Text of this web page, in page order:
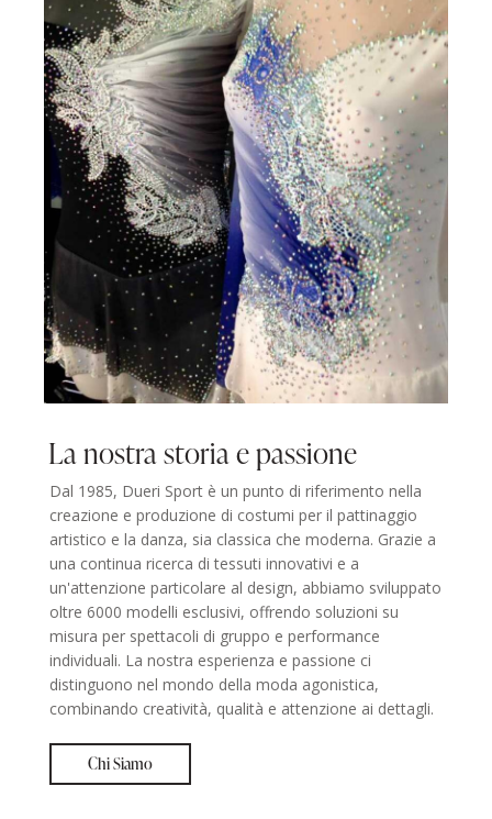
La nostra storia e passione
Dal 1985, Dueri Sport è un punto di riferimento nella
creazione e produzione di costumi per il pattinaggio
artistico e la danza, sia classica che moderna. Grazie a
una continua ricerca di tessuti innovativi e a
un'attenzione particolare al design, abbiamo sviluppato
oltre 6000 modelli esclusivi, offrendo soluzioni su
misura per spettacoli di gruppo e performance
individuali. La nostra esperienza e passione ci
distinguono nel mondo della moda agonistica,
combinando creatività, qualità e attenzione ai dettagli.
Chi Siamo